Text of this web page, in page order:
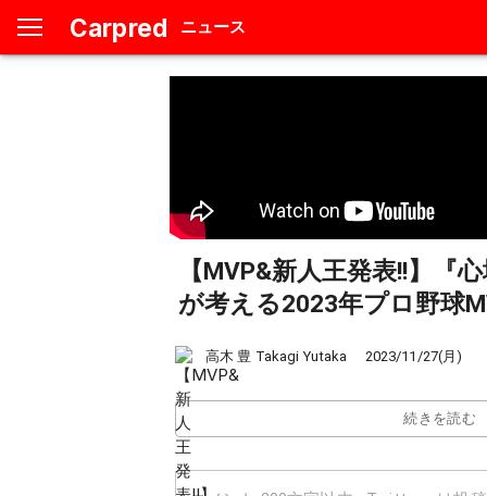
Carpred ニュース
【MVP&新人王発表!!】『
が考える2023年プロ野球
高木 豊 Takagi Yutaka 2023/11/27(月)
続きを読む